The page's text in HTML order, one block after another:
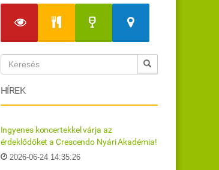
HÍREK
Ingyenes koncertekkel várja az
érdeklődőket a Crescendo Nyári Akadémia!
2026-06-24 14:35:26